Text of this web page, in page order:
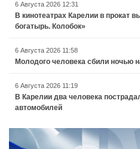
6 Августа 2026 12:31
В кинотеатрах Карелии в прокат
богатырь. Колобок»
6 Августа 2026 11:58
Молодого человека сбили ночью
6 Августа 2026 11:19
В Карелии два человека
автомобилей